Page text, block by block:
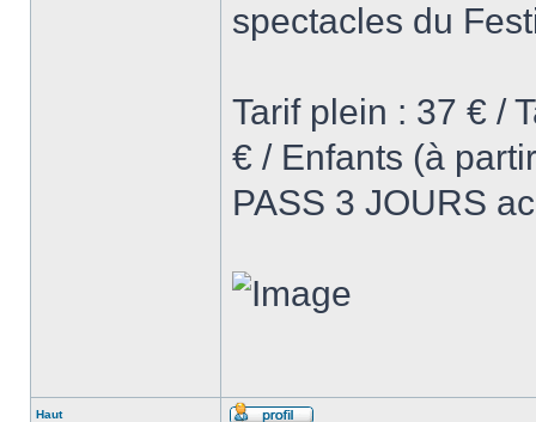
spectacles du
Tarif plein : 37 € /
€ / Enfants (à
PASS 3 JOURS
Haut